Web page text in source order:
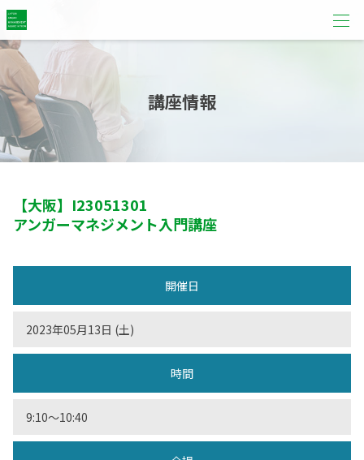
講座情報
【大阪】 I23051301
アンガーマネジメント入門講座
開催日
2023年05月13日 (土)
時間
9:10〜10:40